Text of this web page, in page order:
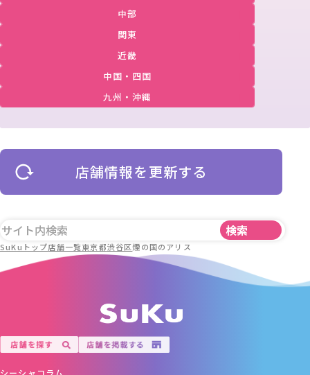
中部
関東
近畿
中国・四国
九州・沖縄
店舗情報を更新する
SuKuトップ店舗一覧東京都渋谷区煙の国のアリス